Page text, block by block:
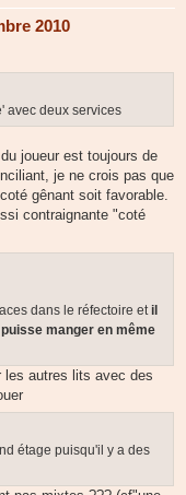
2010
avec deux services
joueur est toujours de
je ne crois pas que
gênant soit favorable.
contraignante "coté
dans le réfectoire et il
manger en même
les autres lits avec des
étage puisqu'il y a des